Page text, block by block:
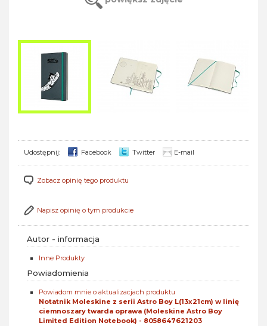
Udostępnij: Facebook Twitter E-mail
Zobacz opinię tego produktu
Napisz opinię o tym produkcie
Autor - informacja
Inne Produkty
Powiadomienia
Powiadom mnie o aktualizacjach produktu
Notatnik Moleskine z serii Astro Boy L(13x21cm) w linię
ciemnoszary twarda oprawa (Moleskine Astro Boy
Limited Edition Notebook) - 8058647621203